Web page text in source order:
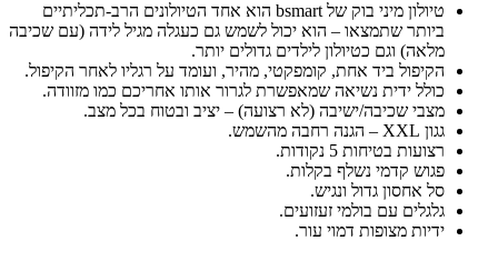
טיולון מיני בוק של bsmart הוא אחד הטיולונים הרב-תכליתיים
ביותר שתמצאו – הוא יכול לשמש גם כעגלה מגיל לידה (עם שכיבה
מלאה) וגם כטיולון לילדים גדולים יותר.
הקיפול ביד אחת, קומפקטי, מהיר, ועומד על רגליו לאחר הקיפול.
כולל ידית נשיאה שמאפשרת לגרור אותו אחריכם כמו מזוודה.
מצבי שכיבה/ישיבה (לא רצועה) – יציב ובטוח בכל מצב.
גגון XXL – הגנה רחבה מהשמש.
רצועות בטיחות 5 נקודות.
פגוש קדמי נשלף בקלות.
סל אחסון גדול ונגיש.
גלגלים עם בולמי זעזועים.
ידיות מצופות דמוי עור.